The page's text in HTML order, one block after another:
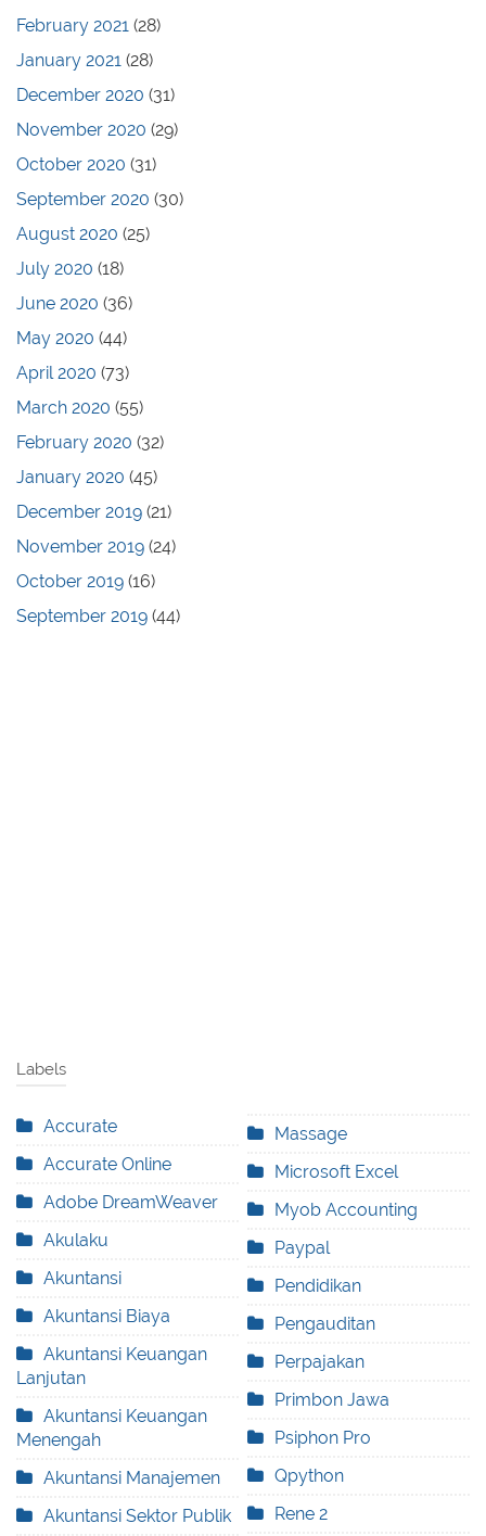
February 2021 (28)
January 2021 (28)
December 2020 (31)
November 2020 (29)
October 2020 (31)
September 2020 (30)
August 2020 (25)
July 2020 (18)
June 2020 (36)
May 2020 (44)
April 2020 (73)
March 2020 (55)
February 2020 (32)
January 2020 (45)
December 2019 (21)
November 2019 (24)
October 2019 (16)
September 2019 (44)
Labels
Accurate
Accurate Online
Adobe DreamWeaver
Akulaku
Akuntansi
Akuntansi Biaya
Akuntansi Keuangan
Lanjutan
Akuntansi Keuangan
Menengah
Akuntansi Manajemen
Akuntansi Sektor Publik
Massage
Microsoft Excel
Myob Accounting
Paypal
Pendidikan
Pengauditan
Perpajakan
Primbon Jawa
Psiphon Pro
Qpython
Rene 2